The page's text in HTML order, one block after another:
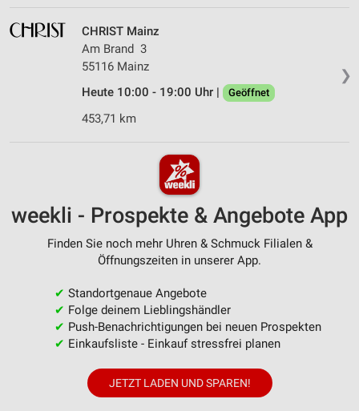
❯
CHRIST Mainz
Am Brand 3
55116 Mainz
Heute 10:00 - 19:00 Uhr |
Geöffnet
453,71 km
weekli - Prospekte & Angebote App
Finden Sie noch mehr Uhren & Schmuck Filialen &
Öffnungszeiten in unserer App.
✔ Standortgenaue Angebote
✔ Folge deinem Lieblingshändler
✔ Push-Benachrichtigungen bei neuen Prospekten
✔ Einkaufsliste - Einkauf stressfrei planen
JETZT LADEN UND SPAREN!